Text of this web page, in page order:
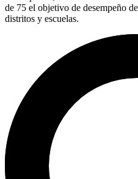
de 75 el objetivo de desempeño
distritos y escuelas.